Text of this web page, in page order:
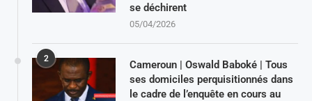
se déchirent
05/04/2026
2
Cameroun | Oswald Baboké | Tous
ses domiciles perquisitionnés dans
le cadre de l’enquête en cours au